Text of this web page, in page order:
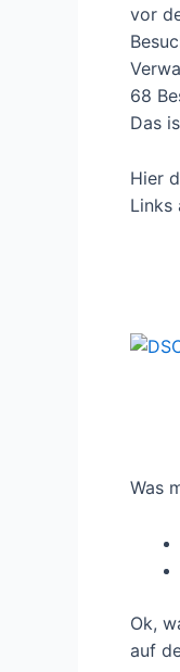
vor
68
Das
Hier
Links
Was
Ok,
auf